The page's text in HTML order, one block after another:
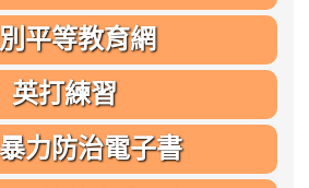
平等教育網
英打練習
力防治電子書